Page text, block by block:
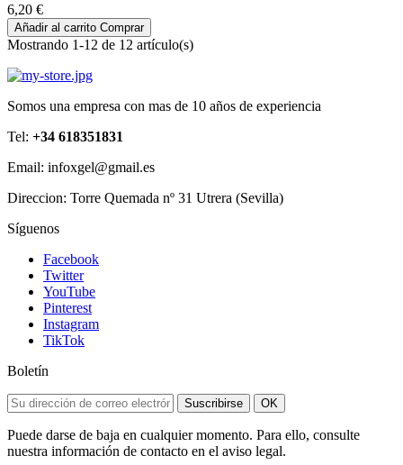
6,20 €
Añadir al carrito Comprar
Mostrando 1-12 de 12 artículo(s)
Somos una empresa con mas de 10 años de experiencia
Tel: +34 618351831
Email: infoxgel@gmail.es
Direccion: Torre Quemada nº 31 Utrera (Sevilla)
Síguenos
Facebook
Twitter
YouTube
Pinterest
Instagram
TikTok
Boletín
Suscribirse OK
Puede darse de baja en cualquier momento. Para ello, consulte
nuestra información de contacto en el aviso legal.